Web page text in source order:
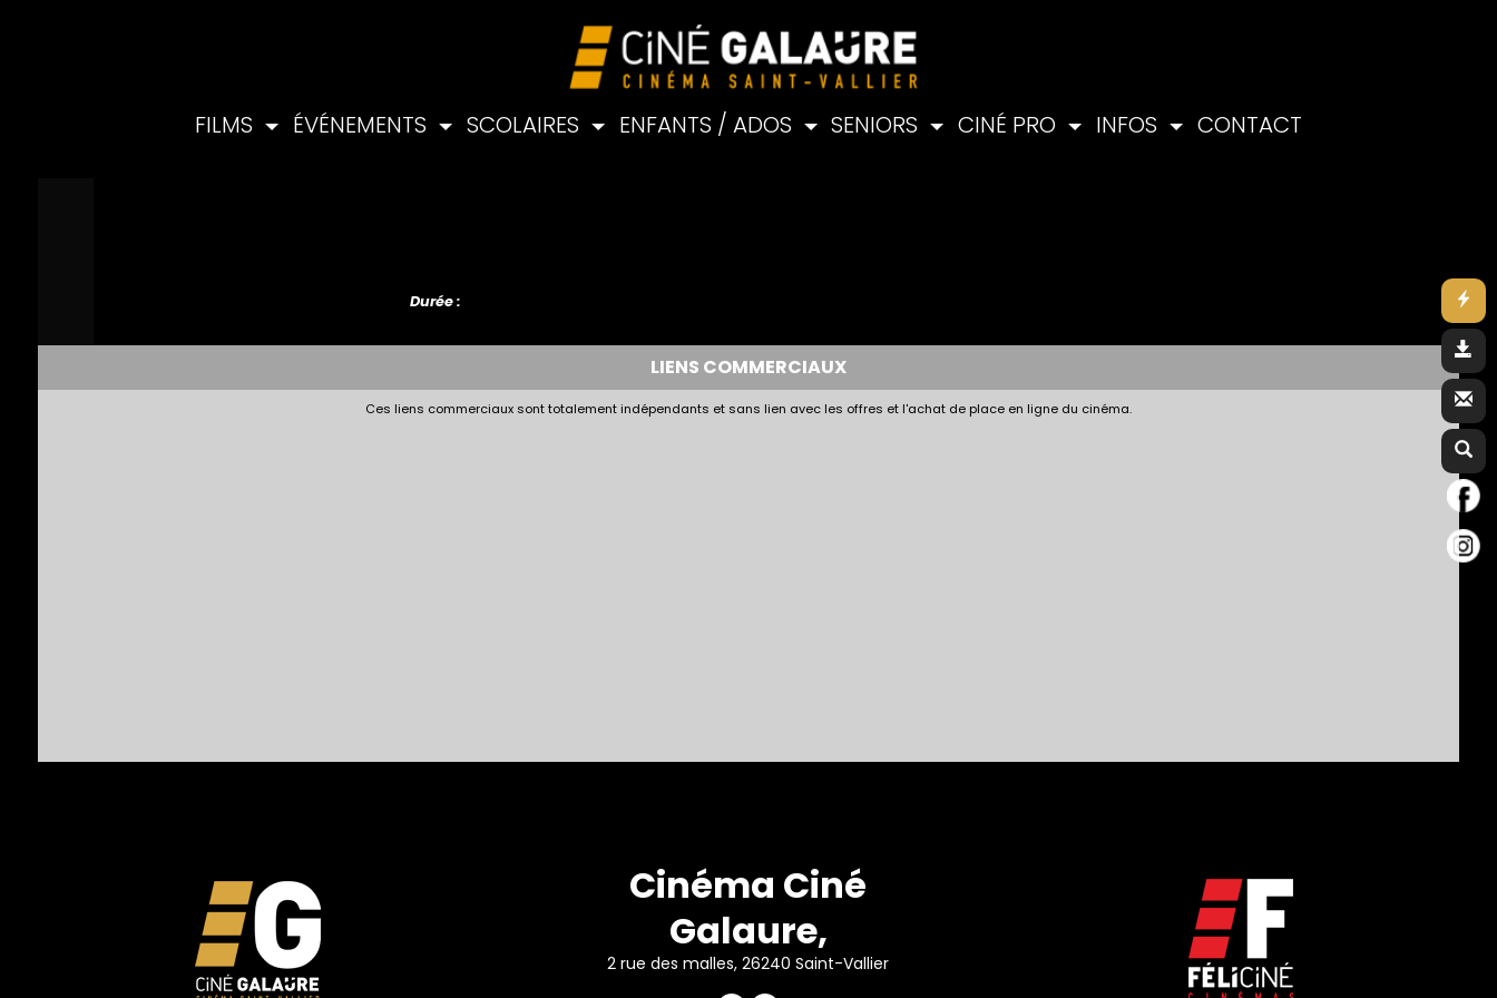
FILMS ÉVÉNEMENTS SCOLAIRES ENFANTS / ADOS SENIORS CINÉ PRO INFOS CONTACT
Durée :
LIENS COMMERCIAUX
Ces liens commerciaux sont totalement indépendants et sans lien avec les offres et l'achat de place en ligne du cinéma.
Cinéma Ciné
Galaure,
2 rue des malles, 26240 Saint-Vallier